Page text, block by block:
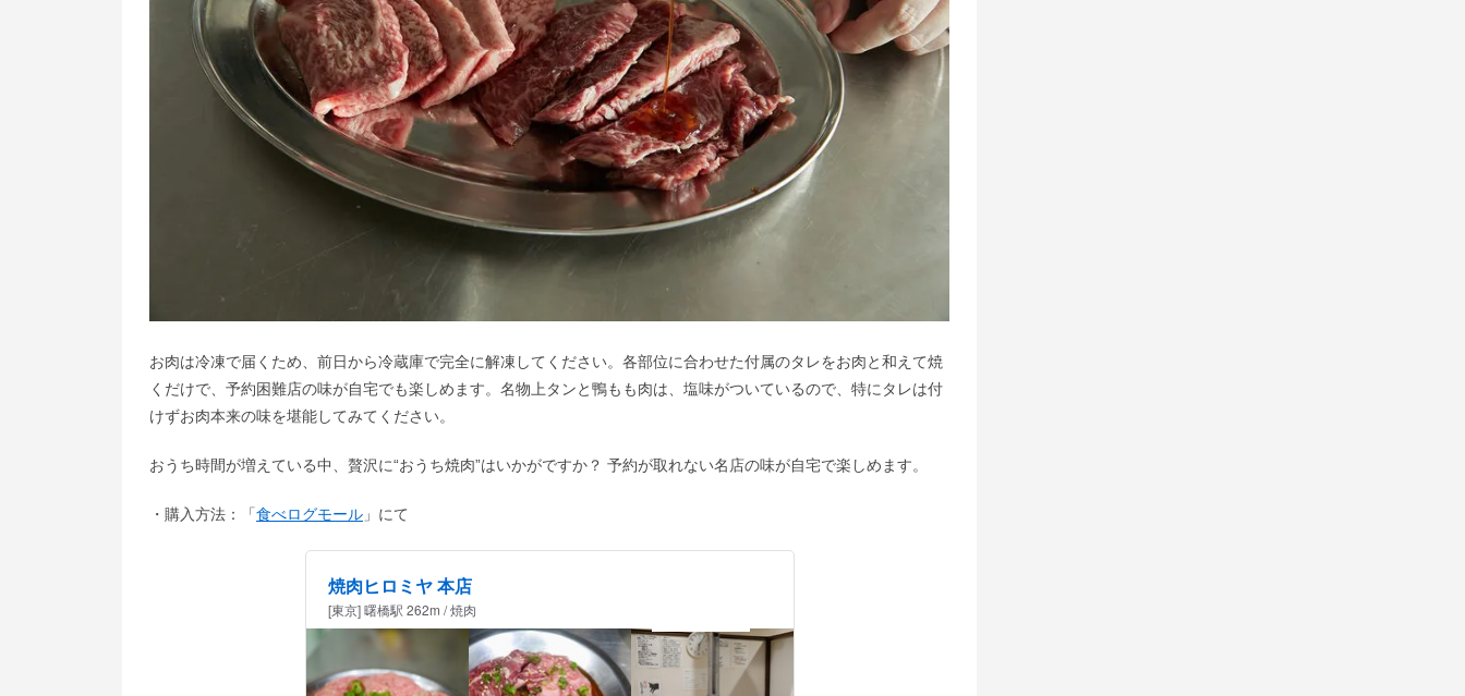
お肉は冷凍で届くため、前日から冷蔵庫で完全に解凍してください。各部位に合わせた付属のタレをお肉と和えて焼
くだけで、予約困難店の味が自宅でも楽しめます。名物上タンと鴨もも肉は、塩味がついているので、特にタレは付
けずお肉本来の味を堪能してみてください。
おうち時間が増えている中、贅沢に“おうち焼肉”はいかがですか？ 予約が取れない名店の味が自宅で楽しめます。
・購入方法：「食べログモール 」にて
焼肉ヒロミヤ 本店
[東京] 曙橋駅 262m / 焼肉